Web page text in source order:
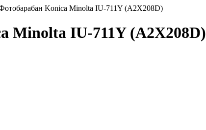
Konica Minolta IU-711Y (A2X208D)
Minolta IU-711Y (A2X208D)